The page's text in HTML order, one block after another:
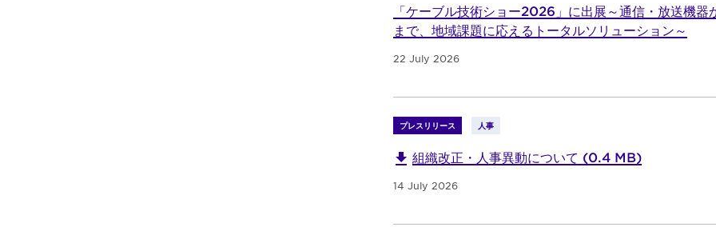
「ケーブル技術ショー2026」に出展～通信・放送機器
まで、地域課題に応えるトータルソリューション～
22 July 2026
プレスリリース 人事
組織改正・人事異動について (0.4 MB)
14 July 2026